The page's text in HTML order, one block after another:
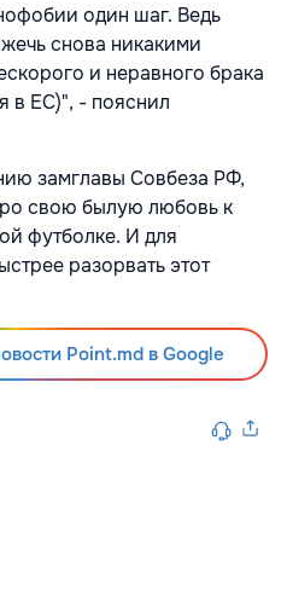
один шаг. Ведь
снова никакими
и неравного брака
в ЕС)", - пояснил
замглавы Совбеза РФ,
свою былую любовь к
футболке. И для
разорвать этот
Point.md в Google